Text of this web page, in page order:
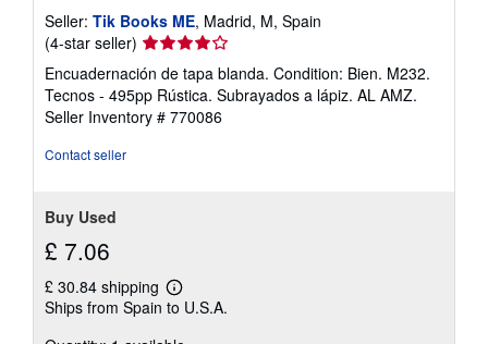
Seller: Tik Books ME, Madrid, M, Spain
(4-star seller) Seller
rating
4
out
of
Encuadernación de tapa blanda. Condition: Bien. M232.
Tecnos - 495pp Rústica. Subrayados a lápiz. AL AMZ.
Seller Inventory # 770086
Contact seller
Buy Used
£ 7.06
£ 30.84 shipping
Learn
more
Ships from Spain to U.S.A.